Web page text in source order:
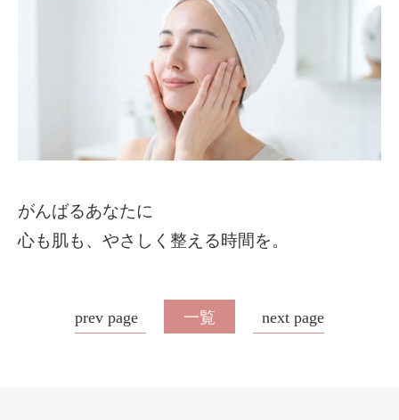
がんばるあなたに
心も肌も、やさしく整える時間を。
prev page 一覧 next page